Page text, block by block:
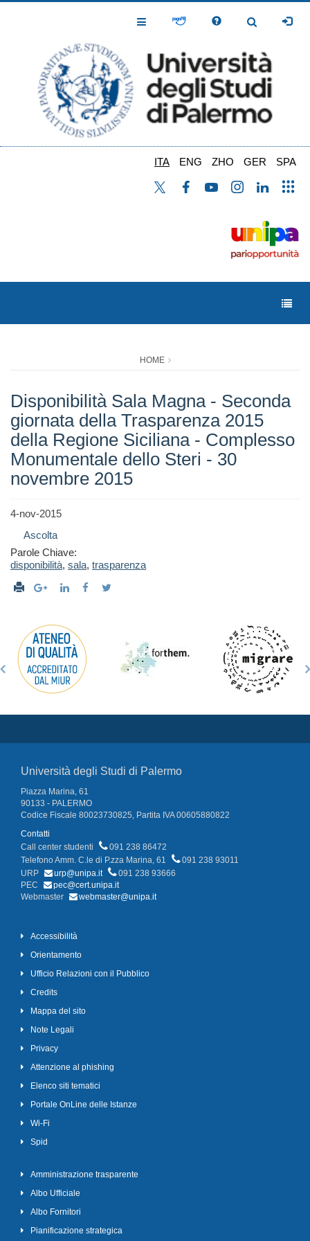
Toggle
Toggle
ITA ENG ZHO GER SPA
HOME
Disponibilità Sala Magna - Seconda
giornata della Trasparenza 2015
della Regione Siciliana - Complesso
Monumentale dello Steri - 30
novembre 2015
4-nov-2015
Ascolta
Parole Chiave:
disponibilità, sala, trasparenza
Università degli Studi di Palermo
Piazza Marina, 61
90133 - PALERMO
Codice Fiscale 80023730825, Partita IVA 00605880822
Contatti
Call center studenti
091 238 86472
Telefono Amm. C.le di P.zza Marina, 61
091 238 93011
URP
urp@unipa.it
091 238 93666
PEC
pec@cert.unipa.it
Webmaster
webmaster@unipa.it
Accessibilità
Orientamento
Ufficio Relazioni con il Pubblico
Credits
Mappa del sito
Note Legali
Privacy
Attenzione al phishing
Elenco siti tematici
Portale OnLine delle Istanze
Wi-Fi
Spid
Amministrazione trasparente
Albo Ufficiale
Albo Fornitori
Pianificazione strategica